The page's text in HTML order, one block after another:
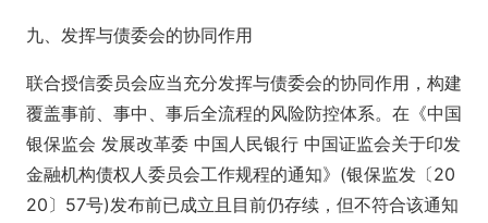
九、发挥与债委会的协同作用
联合授信委员会应当充分发挥与债委会的协同作用，构建
覆盖事前、事中、事后全流程的风险防控体系。在《中国
银保监会 发展改革委 中国人民银行 中国证监会关于印发
金融机构债权人委员会工作规程的通知》(银保监发〔20
20〕57号)发布前已成立且目前仍存续，但不符合该通知